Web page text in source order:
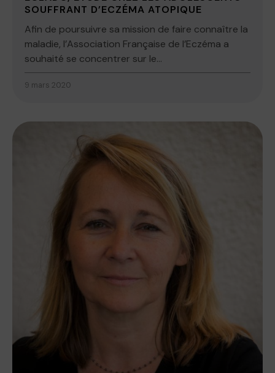
SOUFFRANT D’ECZÉMA ATOPIQUE
Afin de poursuivre sa mission de faire connaître la
maladie, l’Association Française de l’Eczéma a
souhaité se concentrer sur le...
9 mars 2020